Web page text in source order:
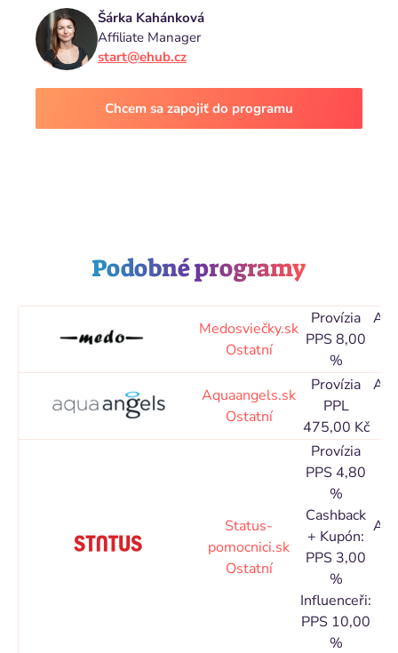
Šárka Kahánková
Affiliate Manager
start@ehub.cz
Chcem sa zapojiť do programu
Podobné programy
Medosviečky.sk
Ostatní
Provízia
PPS 8,00
%
Aquaangels.sk
Ostatní
Provízia
PPL
475,00 Kč
Status-
pomocnici.sk
Ostatní
Provízia
PPS 4,80
%
Cashback
+ Kupón:
PPS 3,00
%
Influenceři:
PPS 10,00
%